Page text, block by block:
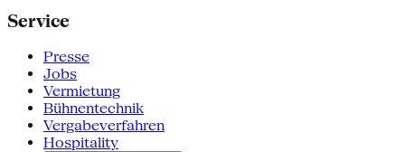
Service
Presse
Jobs
Vermietung
Bühnentechnik
Vergabeverfahren
Hospitality